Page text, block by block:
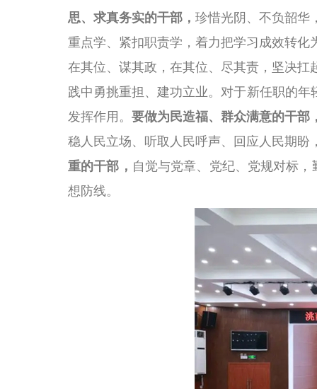
思、求真务实的干部， 珍惜光阴、不负韶华
重点学、紧扣职责学，着力把学习成效转
在其位、谋其政，在其位、尽其责，坚决
践中勇挑重担、建功立业。对于新任职的
发挥作用。 要做为民造福、群众满意的干部
稳人民立场、听取人民呼声、回应人民期
重的干部， 自觉与党章、党纪、党规对标，
想防线。